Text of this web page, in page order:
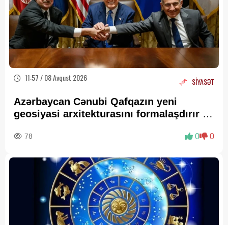
11:57 / 08 Avqust 2026 SİYASƏT
Azərbaycan Cənubi Qafqazın yeni
geosiyasi arxitekturasını formalaşdırır –
78 0 0